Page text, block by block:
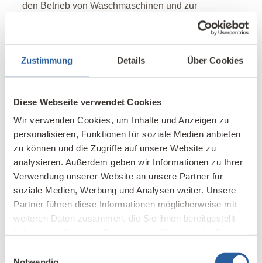
Zustimmung Details Über Cookies
Diese Webseite verwendet Cookies
Wir verwenden Cookies, um Inhalte und Anzeigen zu
personalisieren, Funktionen für soziale Medien anbieten
zu können und die Zugriffe auf unsere Website zu
analysieren. Außerdem geben wir Informationen zu Ihrer
Verwendung unserer Website an unsere Partner für
soziale Medien, Werbung und Analysen weiter. Unsere
Partner führen diese Informationen möglicherweise mit
weiteren Daten zusammen, die Sie ihnen bereitgestellt
den Betrieb von Waschmaschinen und zur
Abwasserkanal freigestellt werden, um z.B. eine
dürfen. Im Fall einer Befreiung benötigt man eine
zuständigen Unteren Wasserbehörde. Diese bestimmt
Reinigungsleistung und die Einstufung in eine
Reinigungsklasse.
Autarke Nutzung – Photovoltaikanlagen
Für Photovoltaikanlagen, die auf Dächern oder an
Fassaden montiert werden, sind im allgemeinen keine